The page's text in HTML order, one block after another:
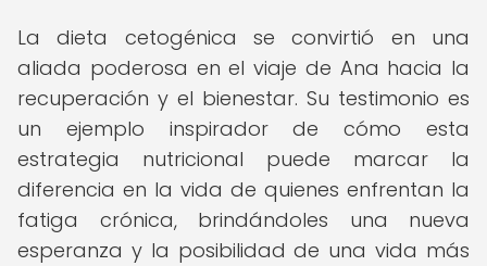
La dieta cetogénica se convirtió en una
aliada poderosa en el viaje de Ana hacia la
recuperación y el bienestar. Su testimonio es
un ejemplo inspirador de cómo esta
estrategia nutricional puede marcar la
diferencia en la vida de quienes enfrentan la
fatiga crónica, brindándoles una nueva
esperanza y la posibilidad de una vida más